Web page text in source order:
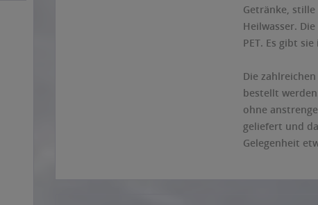
Getränke,
Heilwasser.
PET. Es gibt
Die
bestellt
ohne
geliefert und
Gelegenheit